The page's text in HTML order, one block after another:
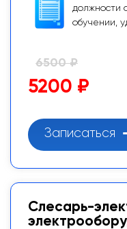
должности
обучении,
6500 ₽
5200 ₽
Записаться
Слесарь-